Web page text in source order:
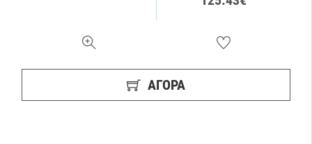
ΑΓΟΡΑ